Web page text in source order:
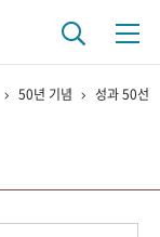
50년 기념 성과 50선